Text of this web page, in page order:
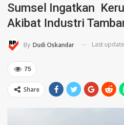
Sumsel Ingatkan
Akibat Industri
By Dudi Oskandar Last
75
Share